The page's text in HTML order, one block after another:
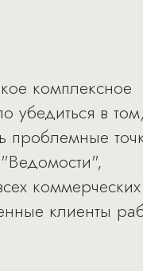
комплексное
убедиться в
проблемные
клиенты